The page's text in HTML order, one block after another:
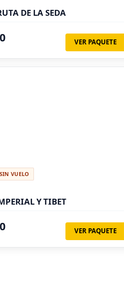
DE LA SEDA
VER PAQUETE
SIN VUELO
Y TIBET
VER PAQUETE